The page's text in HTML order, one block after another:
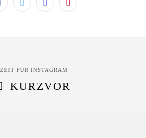
ZEIT FÜR INSTAGRAM
KURZVOR